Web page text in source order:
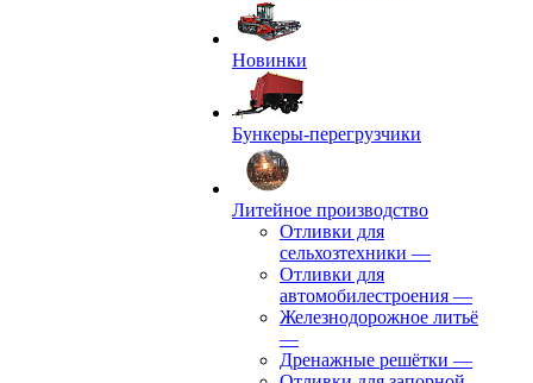
Новинки
Бункеры-перегрузчики
Литейное производство
Отливки для
сельхозтехники —
Отливки для
автомобилестроения —
Железнодорожное литьё
—
Дренажные решётки —